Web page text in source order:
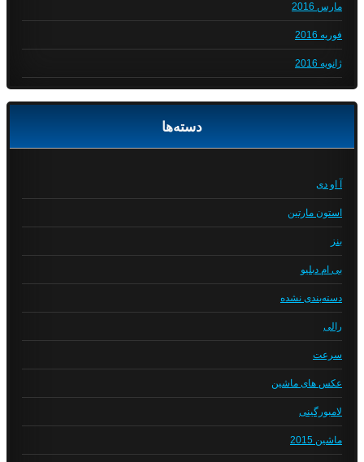
مارس 2016
فوریه 2016
ژانویه 2016
دسته‌ها
آ او دی
استون مارتین
بنز
بی ام دبلیو
دسته‌بندی نشده
رالی
سرعت
عکس های ماشین
لامبورگینی
ماشین 2015